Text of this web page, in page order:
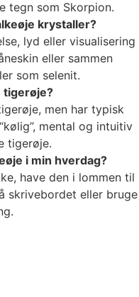
tegn som Skorpion.
krystaller?
lyd eller visualisering
eller sammen
som selenit.
tigerøje?
men har typisk
mental og intuitiv
tigerøje.
i min hverdag?
have den i lommen til
skrivebordet eller bruge